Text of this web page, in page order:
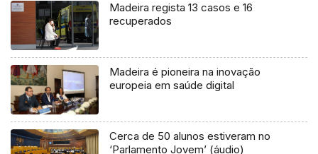
Madeira regista 13 casos e 16
recuperados
Madeira é pioneira na inovação
europeia em saúde digital
Cerca de 50 alunos estiveram no
‘Parlamento Jovem’ (áudio)